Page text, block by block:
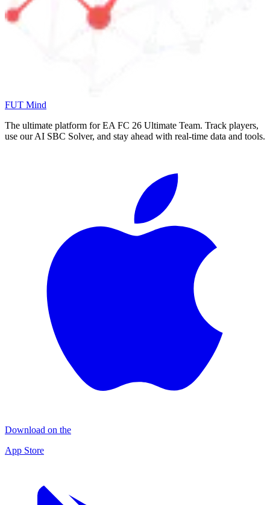
FUT Mind
The ultimate platform for EA FC 26 Ultimate Team. Track players,
use our AI SBC Solver, and stay ahead with real-time data and tools.
Download on the
App Store